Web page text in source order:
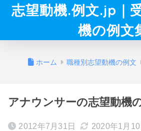
志望動機.例文.jp｜
機の例文
ホーム 職種別志望動機の例文
アナウンサーの志望動機
2012年7月31日 2020年1月10